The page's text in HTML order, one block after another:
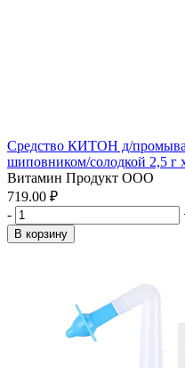
Средство КИТОН д/
шиповником/солодкой 2,5 г
Витамин Продукт ООО
719.00 ₽
-
В корзину